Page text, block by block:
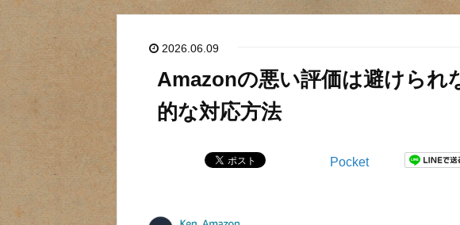
2026.06.09
Amazonの悪い評価は避けられ
的な対応方法
Pocket